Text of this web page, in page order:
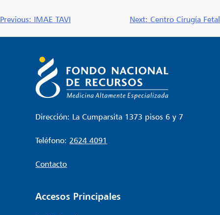
Navegación
de
entradas
Previous: IMAE TAVI Next: Centro Cirugía Fetal
Dirección: La Cumparsita 1373 pisos 6 y 7
Teléfono: 2624 4091
Contacto
Accesos Principales